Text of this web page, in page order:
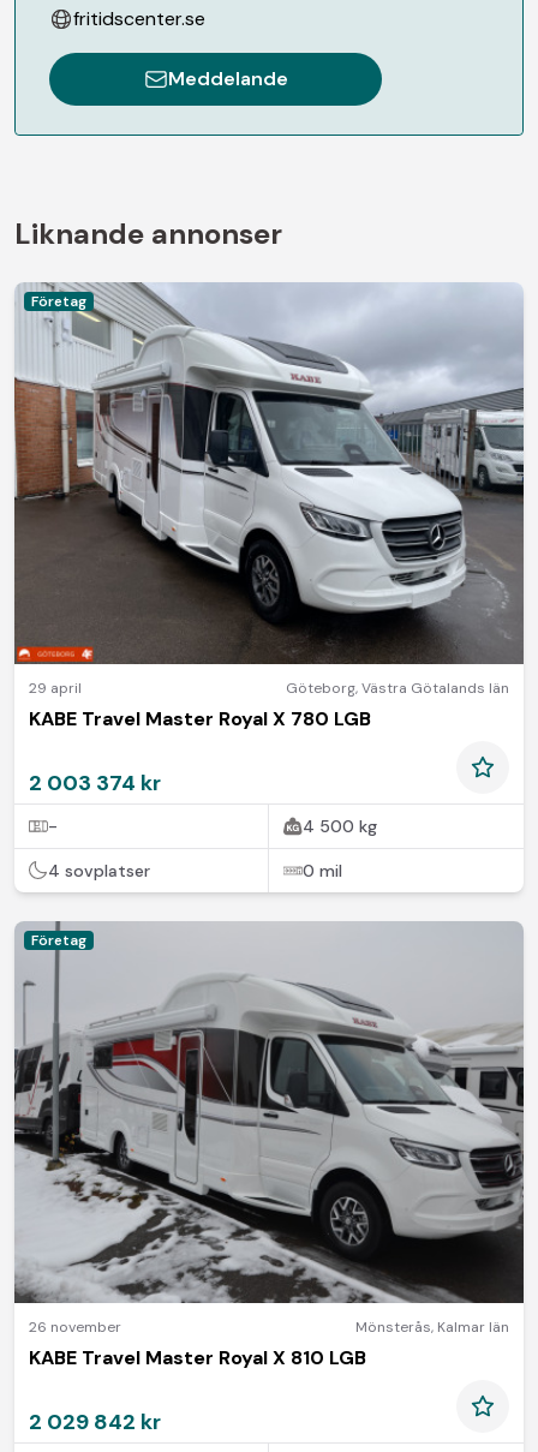
fritidscenter.se
Meddelande
Liknande annonser
Företag
29 april Göteborg,Västra Götalands län
KABE Travel Master Royal X 780 LGB
2 003 374 kr
- 4 500 kg
4 sovplatser 0 mil
Företag
26 november Mönsterås, Kalmar län
KABE Travel Master Royal X 810 LGB
2 029 842 kr